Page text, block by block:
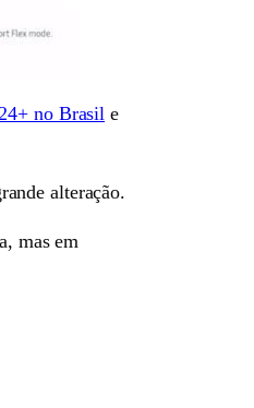
no Brasil e
alteração.
mas em